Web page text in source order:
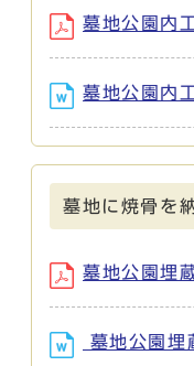
墓地公園内
墓地公園内
墓地に焼骨を
墓地公園埋
墓地公園埋